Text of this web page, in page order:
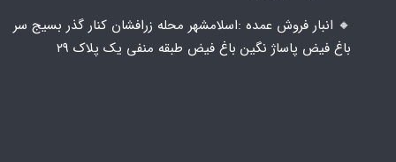
🔸️ انبار فروش عمده :اسلامشهر محله زرافشان کنار گذر بسیج سر
باغ فیض پاساژ نگین باغ فیض طبقه منفی یک پلاک ۲۹